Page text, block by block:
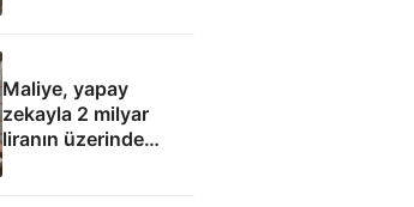
Maliye, yapay
zekayla 2 milyar
liranın üzerinde
hatalı kamu